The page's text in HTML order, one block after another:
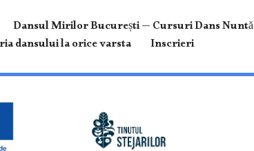
Dansul Mirilor București — Cursuri Dans Nuntă
dansului la orice varsta Inscrieri